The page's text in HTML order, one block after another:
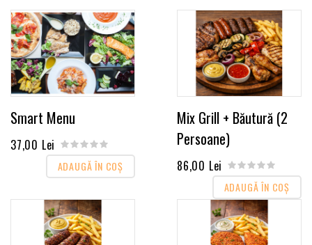
Smart Menu
37,00 Lei
ADAUGĂ ÎN COŞ
Mix Grill + Băutură (2
Persoane)
86,00 Lei
ADAUGĂ ÎN COŞ